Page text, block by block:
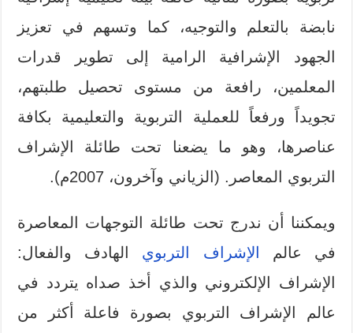
نابضة بالتعلم والتوجيه، كما وتسهم في تعزيز
الجهود الإشرافية الرامية إلى تطوير قدرات
المعلمين، رافعة من مستوى تحصيل طلبتهم،
تجويداً ورفعاً للعملية التربوية والتعليمية بكافة
عناصرها، وهو ما يضعنا تحت طائلة الإشراف
التربوي المعاصر. (الزياني وآخرون، 2007م).
ويمكننا أن ندرج تحت طائلة التوجهات المعاصرة
في عالم
الإشراف التربوي الهادف والفعال:
الإشراف الإلكتروني والذي أخذ صداه يتردد في
عالم الإشراف التربوي بصورة فاعلة أكثر من